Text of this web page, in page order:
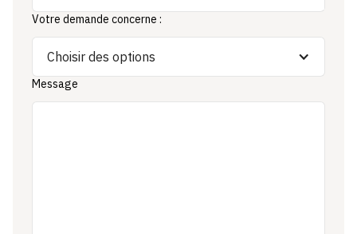
Votre demande concerne :
Choisir des options
Message